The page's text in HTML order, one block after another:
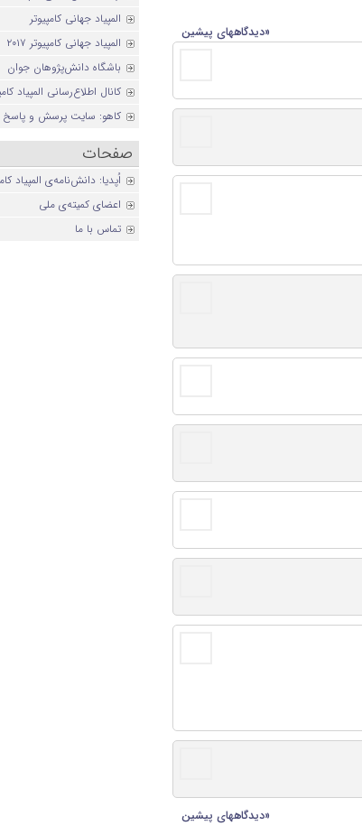
«دیدگاه‎های پیشین
«دیدگاه‎های پیشین
المپیاد جهانی کامپیوتر
المپیاد جهانی کامپیوتر ۲۰۱۷
باشگاه دانش‌پژوهان جوان
کانال اطلاع‌رسانی المپیاد
کاهو: سایت پرسش و پاسخ
صفحات
اُپدیا: دانش‌نامه‌ی المپیاد
اعضای کمیته‌ی ملی
تماس با ما